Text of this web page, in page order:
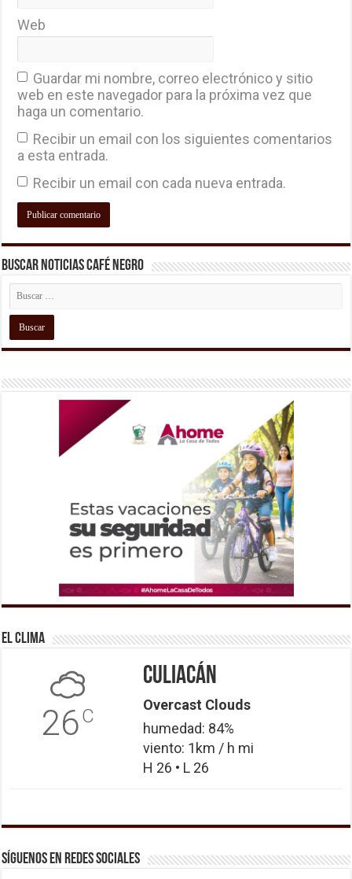
Web
Guardar mi nombre, correo electrónico y sitio
web en este navegador para la próxima vez que
haga un comentario.
Recibir un email con los siguientes comentarios
a esta entrada.
Recibir un email con cada nueva entrada.
Buscar Noticias Café Negro
El Clima
26C
Culiacán
Overcast Clouds
humedad: 84%
viento: 1km / h mi
H 26 • L 26
Síguenos en Redes Sociales